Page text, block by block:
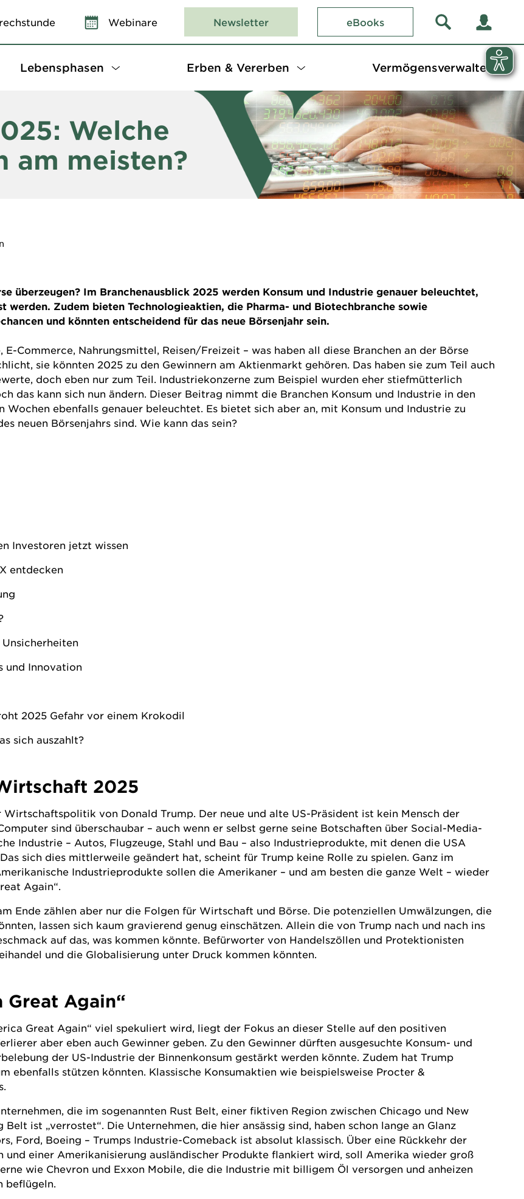
Webinare Newsletter eBooks
Lebensphasen Erben & Vererben Vermögensverwalter
Welche
am meisten?
überzeugen? Im Branchenausblick 2025 werden Konsum und Industrie genauer beleuchtet,
Zudem bieten Technologieaktien, die Pharma- und Biotechbranche sowie
und könnten entscheidend für das neue Börsenjahr sein.
Commerce, Nahrungsmittel, Reisen/Freizeit – was haben all diese Branchen an der Börse
sie könnten 2025 zu den Gewinnern am Aktienmarkt gehören. Das haben sie zum Teil auch
, doch eben nur zum Teil. Industriekonzerne zum Beispiel wurden eher stiefmütterlich
das kann sich nun ändern. Dieser Beitrag nimmt die Branchen Konsum und Industrie in den
ebenfalls genauer beleuchtet. Es bietet sich aber an, mit Konsum und Industrie zu
neuen Börsenjahrs sind. Wie kann das sein?
Investoren jetzt wissen
entdecken
und Innovation
2025 Gefahr vor einem Krokodil
sich auszahlt?
2025
von Donald Trump. Der neue und alte US-Präsident ist kein Mensch der
sind überschaubar – auch wenn er selbst gerne seine Botschaften über Social-Media-
Industrie – Autos, Flugzeuge, Stahl und Bau – also Industrieprodukte, mit denen die USA
sich dies mittlerweile geändert hat, scheint für Trump keine Rolle zu spielen. Ganz im
Industrieprodukte sollen die Amerikaner – und am besten die ganze Welt – wieder
Again“.
Ende zählen aber nur die Folgen für Wirtschaft und Börse. Die potenziellen Umwälzungen, die
lassen sich kaum gravierend genug einschätzen. Allein die von Trump nach und nach ins
auf das, was kommen könnte. Befürworter von Handelszöllen und Protektionisten
und die Globalisierung unter Druck kommen könnten.
Great Again“
Great Again“ viel spekuliert wird, liegt der Fokus an dieser Stelle auf den positiven
aber eben auch Gewinner geben. Zu den Gewinner dürften ausgesuchte Konsum- und
der US-Industrie der Binnenkonsum gestärkt werden könnte. Zudem hat Trump
ebenfalls stützen könnten. Klassische Konsumaktien wie beispielsweise Procter &
die im sogenannten Rust Belt, einer fiktiven Region zwischen Chicago und New
ist „verrostet“. Die Unternehmen, die hier ansässig sind, haben schon lange an Glanz
Ford, Boeing – Trumps Industrie-Comeback ist absolut klassisch. Über eine Rückkehr der
und einer Amerikanisierung ausländischer Produkte flankiert wird, soll Amerika wieder groß
wie Chevron und Exxon Mobile, die die Industrie mit billigem Öl versorgen und anheizen
beflügeln.